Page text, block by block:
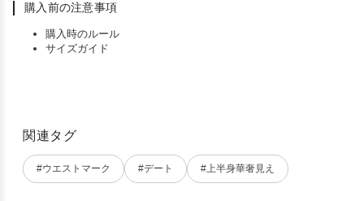
購入前の注意事項
購入時のルール
サイズガイド
関連タグ
#ウエストマーク #デート #上半身華奢見え